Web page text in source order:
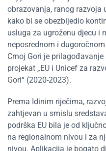
obrazovanja, ranog razvoja
kako bi se obezbijedio
usluga za ugroženu djecu i
neposrednom i
Crnoj Gori je
projekat „EU i Unicef za
Gori“ (2020-2023).
Prema Idinim riječima,
zahtjevan u smislu
podrška EU bila je od
na regionalnom nivou i za
nivou. Aplikacija je bogato